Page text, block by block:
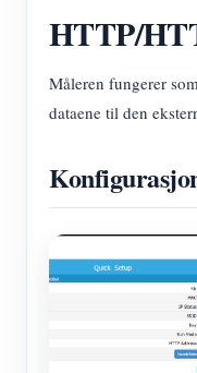
HTTP/
Måleren fungerer
dataene til den